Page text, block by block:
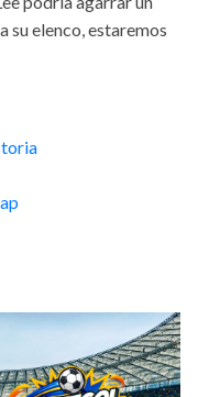
su elenco, estaremos